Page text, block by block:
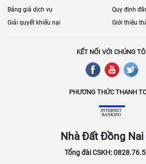
Bảng giá dịch vụ
Quy định
Giải quyết khiếu nại
Giới thiệu
KẾT NỐI VỚI CHÚNG
PHƯƠNG THỨC THANH
Nhà Đất Đồng Nai
Tổng đài CSKH: